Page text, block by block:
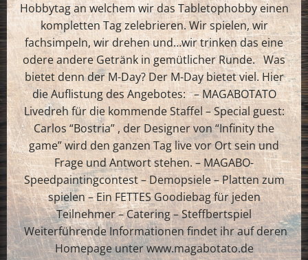
Hobbytag an welchem wir das Tabletophobby einen
kompletten Tag zelebrieren. Wir spielen, wir
fachsimpeln, wir drehen und…wir trinken das eine
odere andere Getränk in gemütlicher Runde. Was
bietet denn der M-Day? Der M-Day bietet viel. Hier
die Auflistung des Angebotes: – MAGABOTATO
Livedreh für die kommende Staffel – Special guest:
Carlos “Bostria” , der Designer von “Infinity the
game” wird den ganzen Tag live vor Ort sein und
Frage und Antwort stehen. – MAGABO-
Speedpaintingcontest – Demopsiele – Platten zum
spielen – Ein FETTES Goodiebag für jeden
Teilnehmer – Catering – Steffbertspiel
Weiterführende Informationen findet ihr auf deren
Homepage unter www.magabotato.de